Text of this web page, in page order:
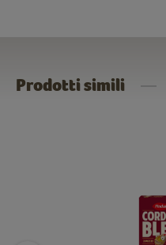
Prodotti simili